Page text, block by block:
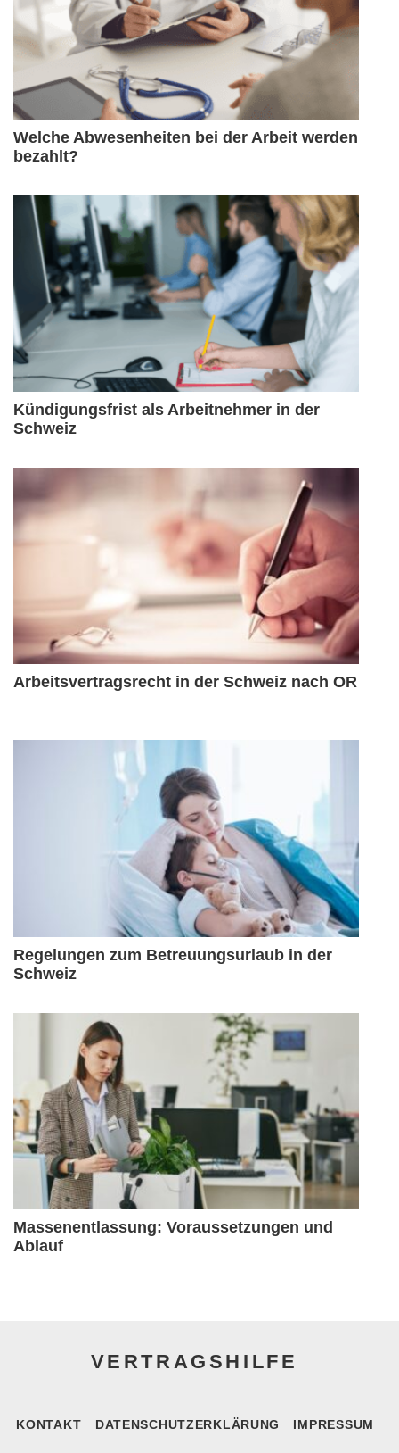
Welche Abwesenheiten bei der Arbeit werden
bezahlt?
Kündigungsfrist als Arbeitnehmer in der
Schweiz
Arbeitsvertragsrecht in der Schweiz nach OR
Regelungen zum Betreuungsurlaub in der
Schweiz
Massenentlassung: Voraussetzungen und
Ablauf
VERTRAGSHILFE
KONTAKT DATENSCHUTZERKLÄRUNG IMPRESSUM